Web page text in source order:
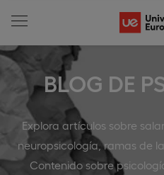
BLOG DE
Explora artículos sobre
neuropsicología, ramas de
Contenido sobre